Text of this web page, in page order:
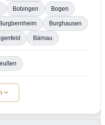
Bobingen Bogen
Burgbernheim Burghausen
Bärnau